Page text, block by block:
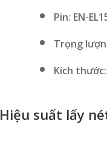
Pin: EN-
Trọng
Kích
Hiệu suất lấy